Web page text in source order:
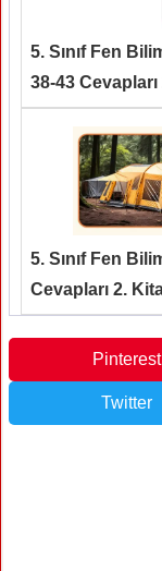
5. Sınıf Fen
38-43
5. Sınıf Fen
Cevapları 2.
Pinterest
Twitter